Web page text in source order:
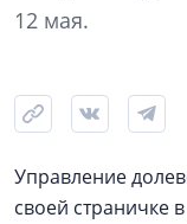
12 мая.
Управление
своей страничке